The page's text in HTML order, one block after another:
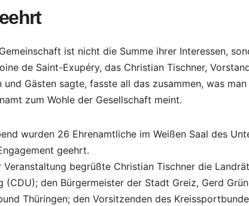
Gemeinschaft ist nicht die Summe ihrer Interessen,
de Saint-Exupéry, das Christian Tischner,
und Gästen sagte, fasste all das zusammen, was
zum Wohle der Gesellschaft meint.
wurden 26 Ehrenamtliche im Weißen Saal des
geehrt.
Veranstaltung begrüßte Christian Tischner die
(CDU); den Bürgermeister der Stadt Greiz, Gerd
Thüringen; den Vorsitzenden des